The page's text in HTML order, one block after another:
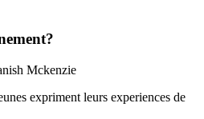
Mckenzie
expriment leurs experiences de